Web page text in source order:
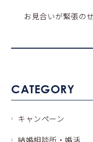
お見合いが緊張の
CATEGORY
キャンペーン